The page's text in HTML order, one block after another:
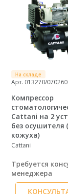
На складе
Арт. 013270/070260
Компрессор
Cattani на 2
без осушителя
кожуха)
Cattani
Требуется
менеджера